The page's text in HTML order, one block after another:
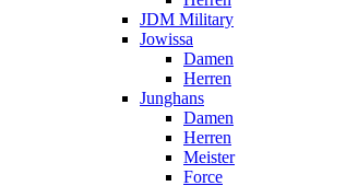
JDM Military
Jowissa
Damen
Herren
Junghans
Damen
Herren
Meister
Force